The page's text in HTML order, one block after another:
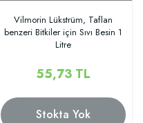
Vilmorin Lükstrüm, Taflan
benzeri Bitkiler için Sıvı Besin 1
Litre
55,73 TL
Stokta Yok